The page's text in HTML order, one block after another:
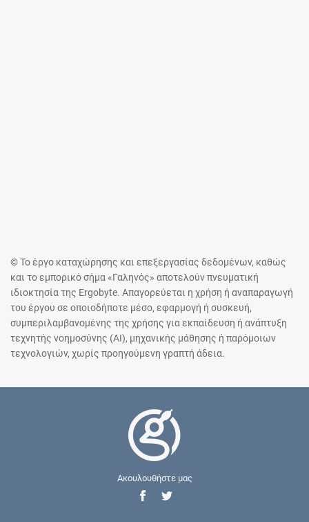
© Το έργο καταχώρησης και επεξεργασίας δεδομένων, καθώς
και το εμπορικό σήμα «Γαληνός» αποτελούν πνευματική
ιδιοκτησία της Ergobyte. Απαγορεύεται η χρήση ή αναπαραγωγή
του έργου σε οποιοδήποτε μέσο, εφαρμογή ή συσκευή,
συμπεριλαμβανομένης της χρήσης για εκπαίδευση ή ανάπτυξη
τεχνητής νοημοσύνης (AI), μηχανικής μάθησης ή παρόμοιων
τεχνολογιών, χωρίς προηγούμενη γραπτή άδεια.
Ακουλουθήστε μας